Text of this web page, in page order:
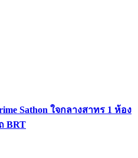
Sathon ใจกลางสาทร 1 ห้อง
BRT